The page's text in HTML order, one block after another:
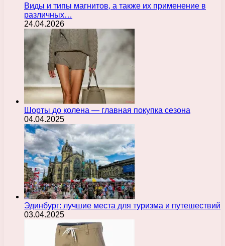
Виды и типы магнитов, а также их применение в
различных…
24.04.2026
Шорты до колена — главная покупка сезона
04.04.2025
Эдинбург: лучшие места для туризма и путешествий
03.04.2025